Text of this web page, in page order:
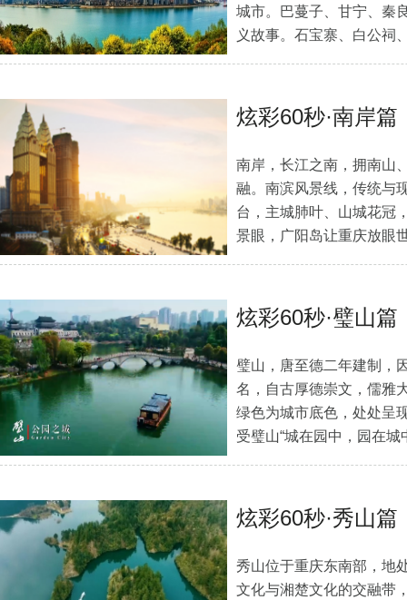
城市。巴蔓子、甘宁、秦
义故事。石宝寨、白公祠
炫彩60秒·南岸篇
南岸，长江之南，拥南山
融。南滨风景线，传统与
台，主城肺叶、山城花冠
景眼，广阳岛让重庆放眼
炫彩60秒·璧山篇
璧山，唐至德二年建制，
名，自古厚德崇文，儒雅
绿色为城市底色，处处呈
受璧山“城在园中，园在
炫彩60秒·秀山篇
秀山位于重庆东南部，地
文化与湘楚文化的交融带